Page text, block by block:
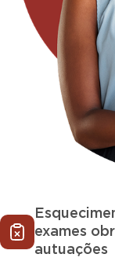
exames
autuações